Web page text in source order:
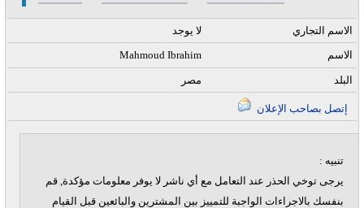
لا يوجد
الاسم التجاري
Mahmoud Ibrahim
الاسم
مصر البلد
تنبيه :
يرجى توخي الحذر عند التعامل مع أي ناشر لا يوفر معلومات مؤكدة, قم
بنفسك بالاجراءات الواجبة للتمييز بين المشترين والبائعين قبل القيام